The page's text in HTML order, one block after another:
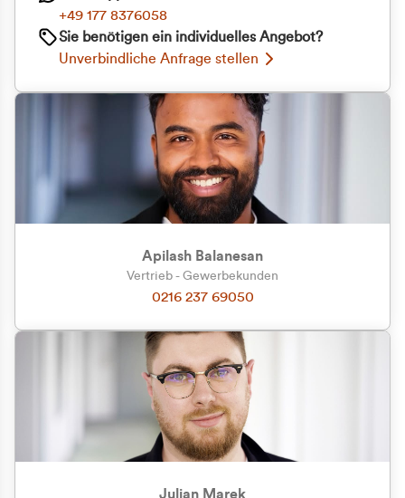
Zu welcher Kundengruppe
gehören Sie?
Privatkunde (inkl. MwSt.)
Geschäftskunde (exkl. MwSt.)
+49 177 8376058
Sie benötigen ein individuelles Angebot?
Unverbindliche Anfrage stellen
Apilash Balanesan
Vertrieb - Gewerbekunden
0216 237 69050
Julian Marek